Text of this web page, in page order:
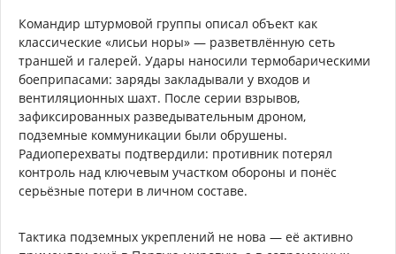
Командир штурмовой группы описал объект как
классические «лисьи норы» — разветвлённую сеть
траншей и галерей. Удары наносили термобарическими
боеприпасами: заряды закладывали у входов и
вентиляционных шахт. После серии взрывов,
зафиксированных разведывательным дроном,
подземные коммуникации были обрушены.
Радиоперехваты подтвердили: противник потерял
контроль над ключевым участком обороны и понёс
серьёзные потери в личном составе.
Тактика подземных укреплений не нова — её активно